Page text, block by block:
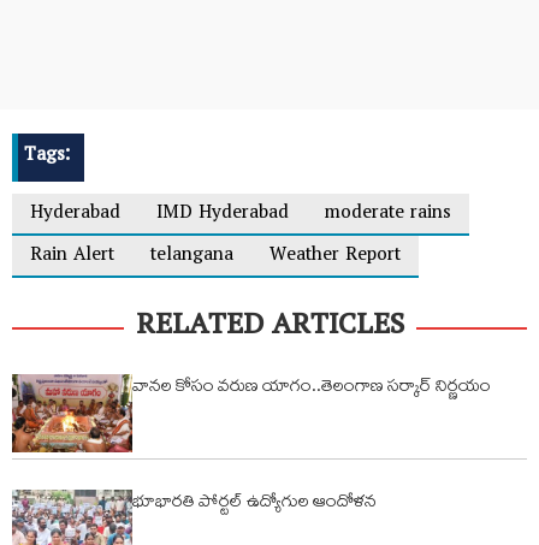
Tags:
Hyderabad
IMD Hyderabad
moderate rains
Rain Alert
telangana Weather Report
RELATED ARTICLES
వానల కోసం వరుణ యాగం..తెలంగాణ సర్కార్ నిర్ణయం
భూభారతి పోర్టల్ ఉద్యోగుల ఆందోళన